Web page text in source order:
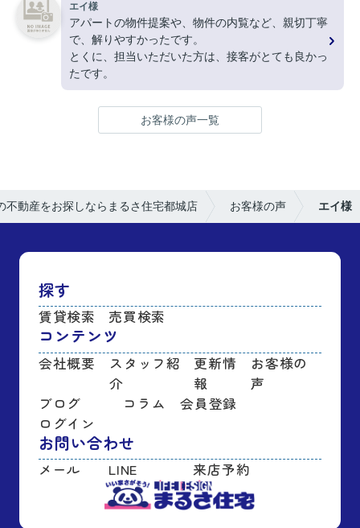
エイ様
アパートの物件提案や、物件の内覧など、親切丁寧
で、解りやすかったです。
とくに、担当いただいた方は、接客がとても良かっ
たです。
お客様の声一覧
不動産をお探しならまるさ住宅都城店 お客様の声 エイ様
探す
賃貸検索 売買検索
コンテンツ
会社概要
スタッフ紹
介
更新情
報
お客様の
声
ブログ
コラム
会員登録
ログイン
お問い合わせ
メール LINE 来店予約